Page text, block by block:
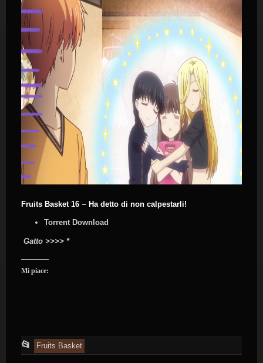
Fruits Basket 16 ~ Ha detto di non calpestarli!
Torrent Download
Gatto >>>> *
Mi piace:
📂
This
Fruits Basket